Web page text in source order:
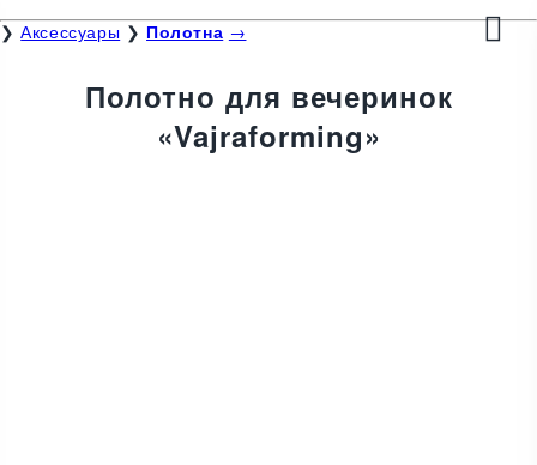
❯ Аксессуары ❯ Полотна →
Полотно для вечеринок
«Vajraforming»